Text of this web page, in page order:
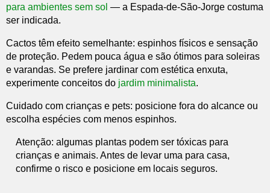
para ambientes sem sol — a Espada-de-São-Jorge costuma
ser indicada.
Cactos têm efeito semelhante: espinhos físicos e sensação
de proteção. Pedem pouca água e são ótimos para soleiras
e varandas. Se prefere jardinar com estética enxuta,
experimente conceitos do jardim minimalista.
Cuidado com crianças e pets: posicione fora do alcance ou
escolha espécies com menos espinhos.
Atenção: algumas plantas podem ser tóxicas para
crianças e animais. Antes de levar uma para casa,
confirme o risco e posicione em locais seguros.